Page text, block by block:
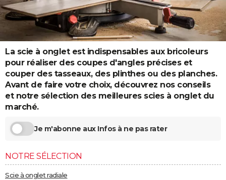
Destinations
City break
Voyage nature
Voyage de noces
Forum
Climat
+
PHOTO
GUIDES D'ACHAT
BONS PLANS
CARTE DE VOEUX
Carte de Noël
Carte Bonne année
Carte Saint-Valentin
Carte d'anniversaire
DICTIONNAIRE
Dictionnaire
Biographies
Citations
Expressions
Proverbes
COPAINS D'AVANT
S'inscrire
Se connecter
Lycées
Collèges
Primaires
Universités
Entreprises
Service militaire
Avis de recherche
AVIS DE DÉCÈS
FORUM
La scie à onglet est indispensables aux bricoleurs
pour réaliser des coupes d'angles précises et
couper des tasseaux, des plinthes ou des planches.
Avant de faire votre choix, découvrez nos conseils
et notre sélection des meilleures scies à onglet du
marché.
Je m'abonne aux Infos à ne pas rater
NOTRE SÉLECTION
Scie à onglet radiale